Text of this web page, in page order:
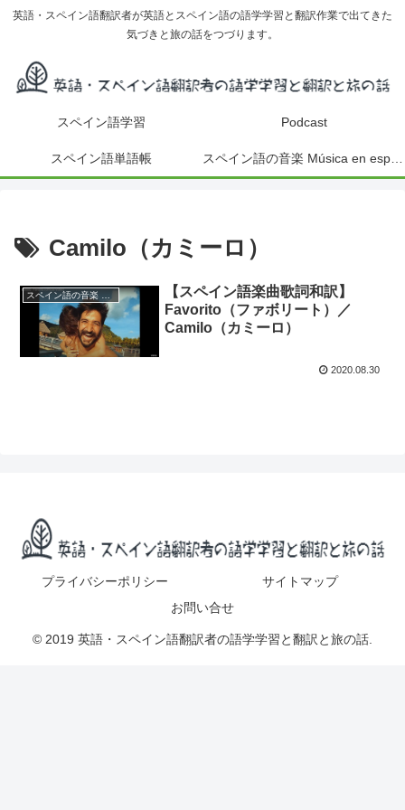
英語・スペイン語翻訳者が英語とスペイン語の語学学習と翻訳作業で出てきた
気づきと旅の話をつづります。
スペイン語学習 Podcast
スペイン語単語帳
Camilo（カミーロ）
【スペイン語楽曲歌詞和訳】
Favorito（ファボリート）／
Camilo（カミーロ）
2020.08.30
プライバシーポリシー
サイトマップ
お問い合せ
© 2019 英語・スペイン語翻訳者の語学学習と翻訳と旅の話.